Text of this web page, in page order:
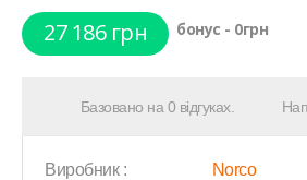
27 186 грн бонус - 0грн
Базовано на 0 відгуках.
Виробник : Norco